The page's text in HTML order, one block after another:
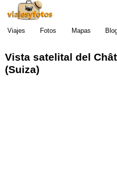
Viajes Fotos Mapas
Vista satelital del
(Suiza)